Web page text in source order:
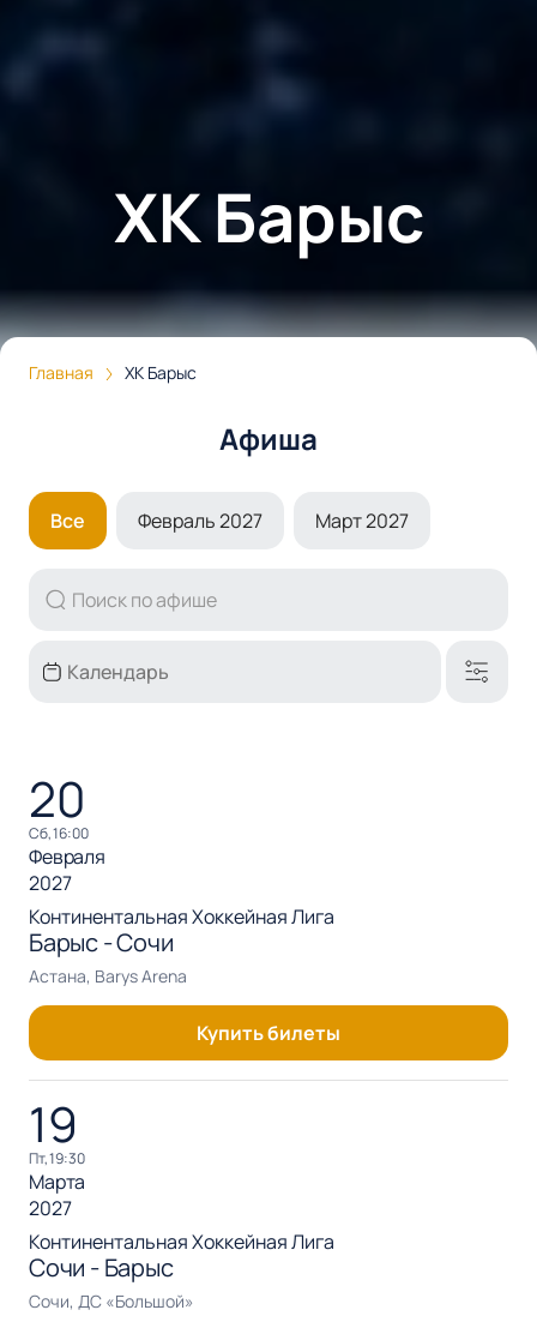
ХК Барыс
Главная ХК Барыс
Афиша
Все Февраль 2027 Март 2027
20
сб, 16:00
Февраля
2027
Континентальная Хоккейная Лига
Барыс - Сочи
Астана, Barys Arena
Купить билеты
19
пт, 19:30
Марта
2027
Континентальная Хоккейная Лига
Сочи - Барыс
Сочи, ДС «Большой»